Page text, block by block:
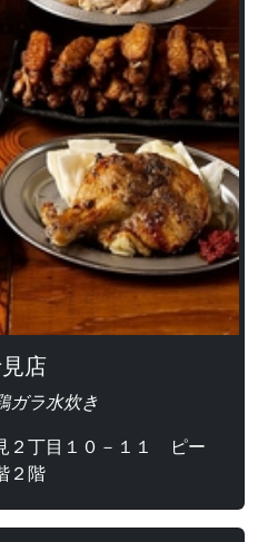
店
ガラ水炊き
２丁目１０－１１ ピー
２階